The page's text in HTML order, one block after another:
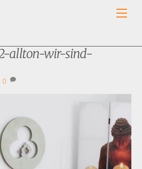
allton-wir-sind-
0